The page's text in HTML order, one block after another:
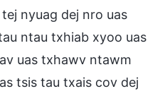
nyuag dej nro uas
ntau txhiab xyoo uas
uas txhawv ntawm
tsis tau txais cov dej